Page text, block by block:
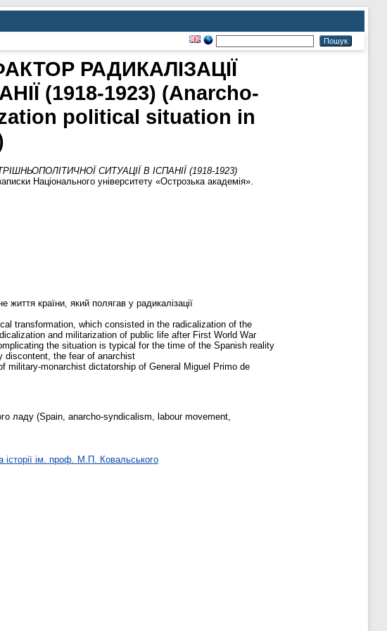
РАДИКАЛІЗАЦІЇ
(1918-1923) (Anarcho-
political situation in
СИТУАЦІЇ В ІСПАНІЇ (1918-1923)
Національного університету «Острозька академія».
країни, який полягав у радикалізації
transformation, which consisted in the radicalization of the
and militarization of public life after First World War
the situation is typical for the time of the Spanish reality
discontent, the fear of anarchist
military-monarchist dictatorship of General Miguel Primo de
ладу (Spain, anarcho-syndicalism, labour movement,
історії ім. проф. М.П. Ковальського